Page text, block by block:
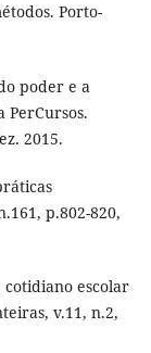
Porto-
poder e a
PerCursos.
2015.
p.802-820,
cotidiano escolar
v.11, n.2,